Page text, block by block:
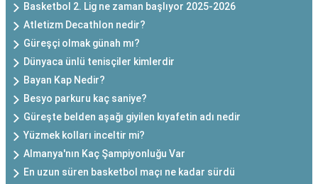
Basketbol 2. Lig ne zaman başlıyor 2025-2026
Atletizm Decathlon nedir?
Güreşçi olmak günah mı?
Dünyaca ünlü tenisçiler kimlerdir
Bayan Kap Nedir?
Besyo parkuru kaç saniye?
Güreşte belden aşağı giyilen kıyafetin adı nedir
Yüzmek kolları inceltir mi?
Almanya'nın Kaç Şampiyonluğu Var
En uzun süren basketbol maçı ne kadar sürdü